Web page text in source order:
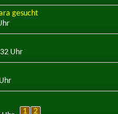
gesucht
Uhr
1 2